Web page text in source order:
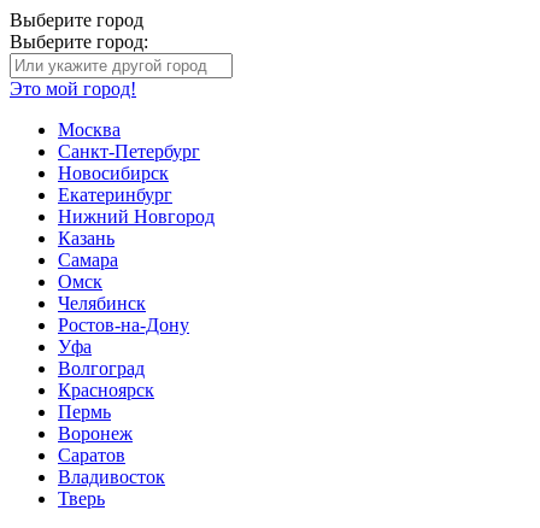
Выберите город
Выберите город:
Это мой город!
Москва
Санкт-Петербург
Новосибирск
Екатеринбург
Нижний Новгород
Казань
Самара
Омск
Челябинск
Ростов-на-Дону
Уфа
Волгоград
Красноярск
Пермь
Воронеж
Саратов
Владивосток
Тверь